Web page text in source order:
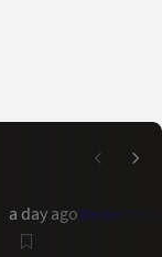
a day ago